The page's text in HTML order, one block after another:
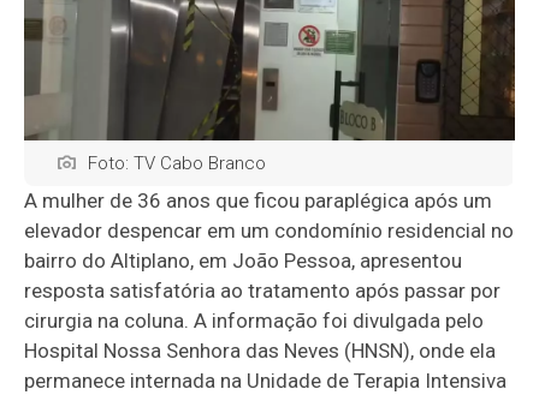
Foto: TV Cabo Branco
A mulher de 36 anos que ficou paraplégica após um
elevador despencar em um condomínio residencial no
bairro do Altiplano, em João Pessoa, apresentou
resposta satisfatória ao tratamento após passar por
cirurgia na coluna. A informação foi divulgada pelo
Hospital Nossa Senhora das Neves (HNSN), onde ela
permanece internada na Unidade de Terapia Intensiva